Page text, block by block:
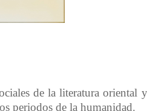
de la literatura oriental
periodos de la humanidad.